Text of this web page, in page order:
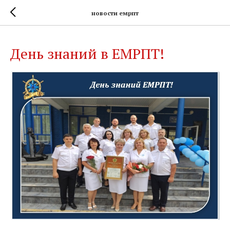
новости емрпт
День знаний в ЕМРПТ!